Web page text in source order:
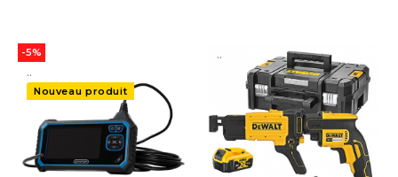
..
Nouveau produit
-5% ..